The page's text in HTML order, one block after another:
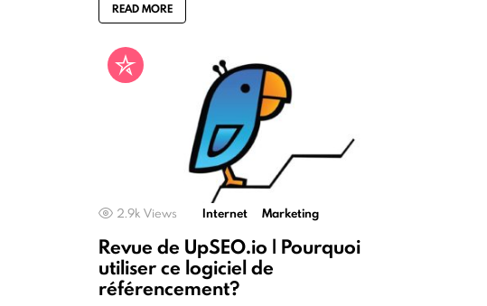
READ MORE
2.9k Views Internet Marketing
Revue de UpSEO.io | Pourquoi
utiliser ce logiciel de
référencement?